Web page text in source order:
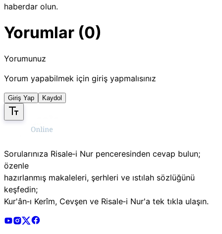
haberdar olun.
Yorumlar (0)
Yorumunuz
Yorum yapabilmek için giriş yapmalısınız
Giriş Yap Kaydol
Sorularınıza Risale‑i Nur penceresinden cevap bulun;
özenle
hazırlanmış makaleleri, şerhleri ve ıstılah sözlüğünü
keşfedin;
Kur'ân‑ı Kerîm, Cevşen ve Risale‑i Nur'a tek tıkla ulaşın.
Risale Online Youtube Hesabı
Risale Online Instagram Hesabı
Risale Online X Hesabı